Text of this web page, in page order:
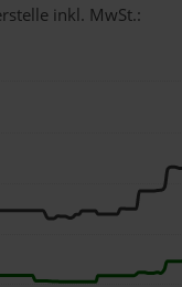
inkl. MwSt.: